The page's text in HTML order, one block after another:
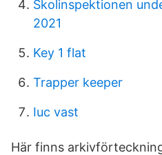
Skolinspektionen
2021
Key 1 flat
Trapper keeper
Iuc vast
Här finns